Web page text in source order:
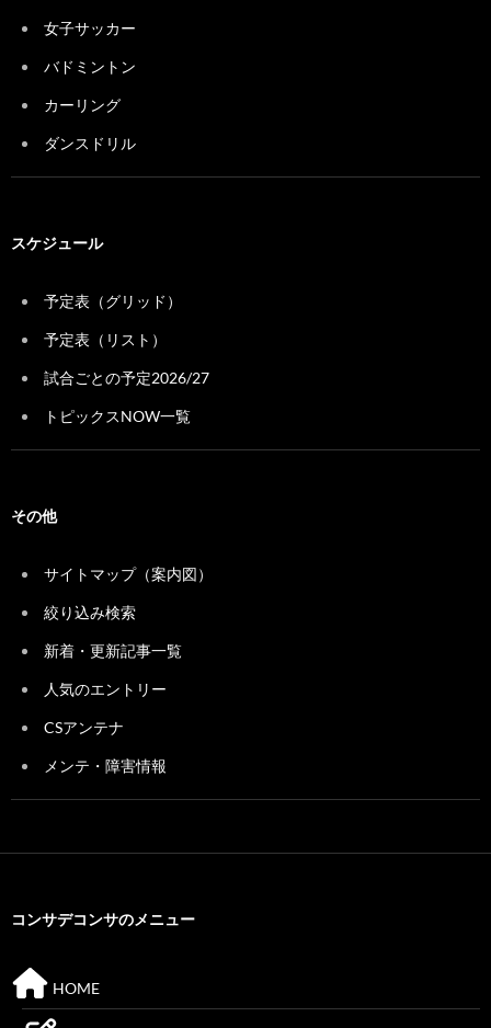
女子サッカー
バドミントン
カーリング
ダンスドリル
スケジュール
予定表（グリッド）
予定表（リスト）
試合ごとの予定2026/27
トピックスNOW一覧
その他
サイトマップ（案内図）
絞り込み検索
新着・更新記事一覧
人気のエントリー
CSアンテナ
メンテ・障害情報
コンサデコンサのメニュー
HOME